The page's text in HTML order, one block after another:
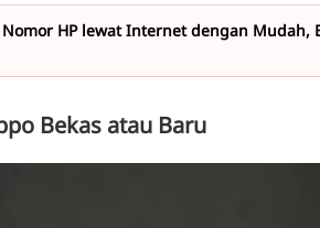
HP lewat Internet dengan Mudah,
Bekas atau Baru